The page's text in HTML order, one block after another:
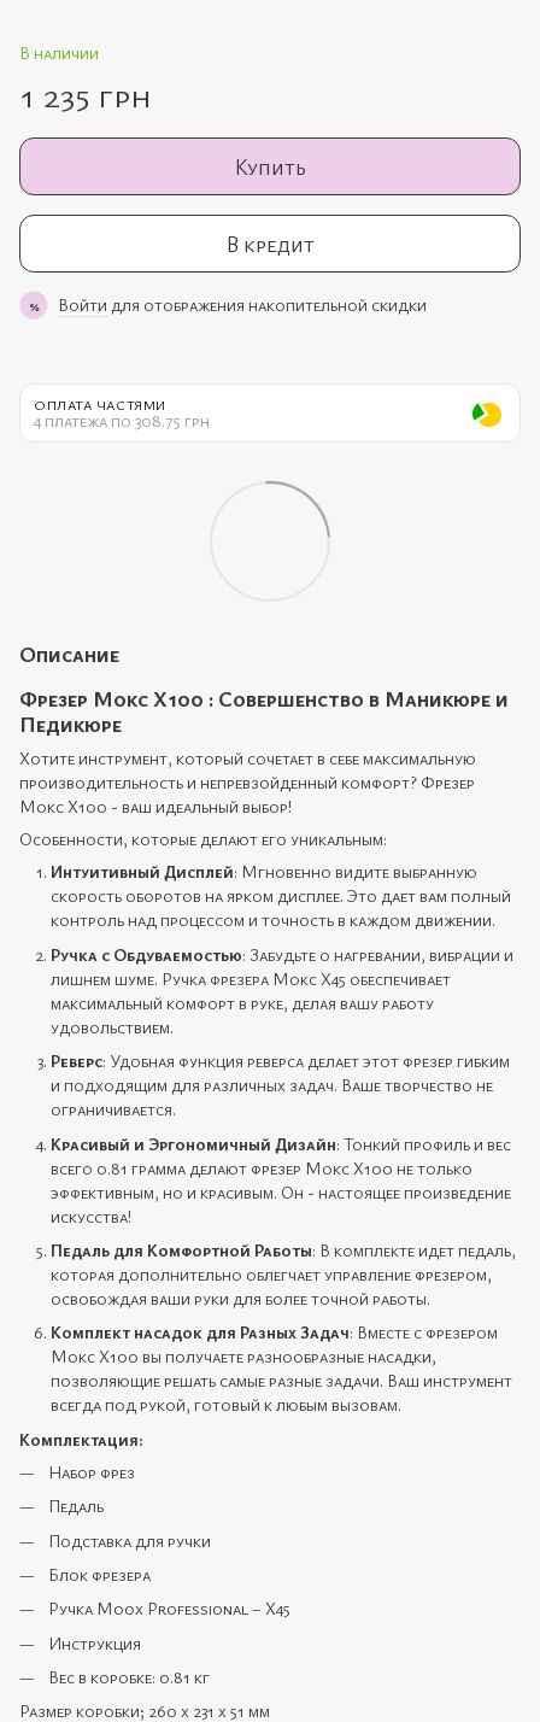
В наличии
1 235 грн
Купить
В кредит
% Войти для отображения накопительной скидки
ОПЛАТА ЧАСТЯМИ
4 платежа по 308.75 грн
Описание
Фрезер Мокс X100 : Совершенство в Маникюре и
Педикюре
Хотите инструмент, который сочетает в себе максимальную
производительность и непревзойденный комфорт? Фрезер
Мокс X100 - ваш идеальный выбор!
Особенности, которые делают его уникальным:
Интуитивный Дисплей: Мгновенно видите выбранную
скорость оборотов на ярком дисплее. Это дает вам полный
контроль над процессом и точность в каждом движении.
Ручка с Обдуваемостью: Забудьте о нагревании, вибрации и
лишнем шуме. Ручка фрезера Мокс X45 обеспечивает
максимальный комфорт в руке, делая вашу работу
удовольствием.
Реверс: Удобная функция реверса делает этот фрезер гибким
и подходящим для различных задач. Ваше творчество не
ограничивается.
Красивый и Эргономичный Дизайн: Тонкий профиль и вес
всего 0.81 грамма делают фрезер Мокс X100 не только
эффективным, но и красивым. Он - настоящее произведение
искусства!
Педаль для Комфортной Работы: В комплекте идет педаль,
которая дополнительно облегчает управление фрезером,
освобождая ваши руки для более точной работы.
Комплект насадок для Разных Задач: Вместе с фрезером
Мокс X100 вы получаете разнообразные насадки,
позволяющие решать самые разные задачи. Ваш инструмент
всегда под рукой, готовый к любым вызовам.
Комплектация:
Набор фрез
Педаль
Подставка для ручки
Блок фрезера
Ручка Moox Professional – X45
Инструкция
Вес в коробке: 0.81 кг
Размер коробки; 260 х 231 х 51 мм